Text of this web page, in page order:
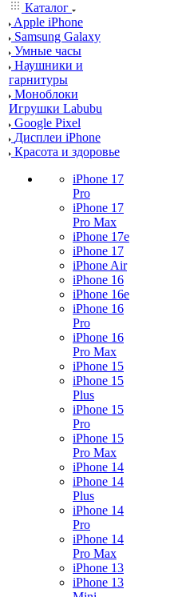
Каталог
Apple iPhone
Samsung Galaxy
Умные часы
Наушники и
гарнитуры
Моноблоки
Игрушки Labubu
Google Pixel
Дисплеи iPhone
Красота и здоровье
iPhone 17
Pro
iPhone 17
Pro Max
iPhone 17e
iPhone 17
iPhone Air
iPhone 16
iPhone 16e
iPhone 16
Pro
iPhone 16
Pro Max
iPhone 15
iPhone 15
Plus
iPhone 15
Pro
iPhone 15
Pro Max
iPhone 14
iPhone 14
Plus
iPhone 14
Pro
iPhone 14
Pro Max
iPhone 13
iPhone 13